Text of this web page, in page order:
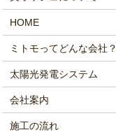
HOME
ミトモってどんな会社？
太陽光発電システム
会社案内
施工の流れ